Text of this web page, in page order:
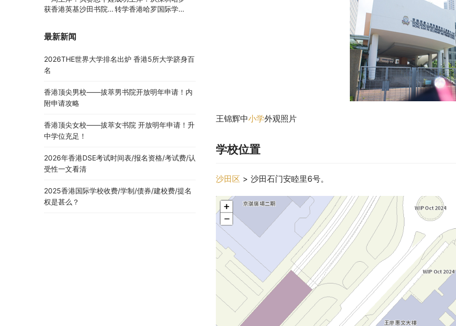
王锦辉中小学外观照片
学校位置
沙田区 > 沙田石门安睦里6号。
获香港英基沙田书院录转学香港哈罗国际学
最新新闻
2026THE世界大学排名出炉 香港5所大学跻身百
名
香港顶尖男校——拔萃男书院开放明年申请！内
附申请攻略
香港顶尖女校——拔萃女书院 开放明年申请！升
中学位充足！
2026年香港DSE考试时间表/报名资格/考试费/认
受性一文看清
2025香港国际学校收费/学制/债券/建校费/提名
权是甚么？